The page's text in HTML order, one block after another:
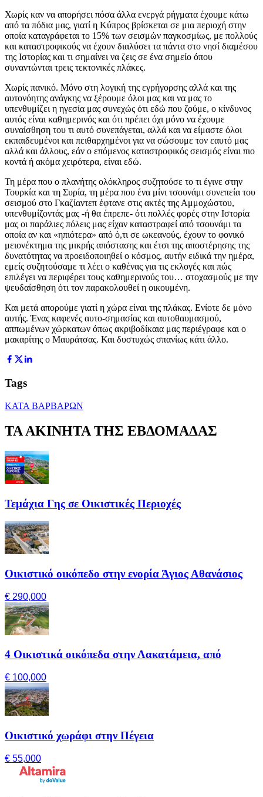
Χωρίς καν να απορήσει πόσα άλλα ενεργά ρήγματα έχουμε κάτω
από τα πόδια μας, γιατί η Κύπρος βρίσκεται σε μια περιοχή στην
οποία καταγράφεται το 15% των σεισμών παγκοσμίως, με πολλούς
και καταστροφικούς να έχουν διαλύσει τα πάντα στο νησί διαμέσου
της Ιστορίας και τι σημαίνει να ζεις σε ένα σημείο όπου
συναντώνται τρεις τεκτονικές πλάκες.
Χωρίς πανικό. Μόνο στη λογική της εγρήγορσης αλλά και της
αυτονόητης ανάγκης να ξέρουμε όλοι μας και να μας το
υπενθυμίζει η ηγεσία μας συνεχώς ότι εδώ που ζούμε, ο κίνδυνος
αυτός είναι καθημερινός και ότι πρέπει όχι μόνο να έχουμε
συναίσθηση του τι αυτό συνεπάγεται, αλλά και να είμαστε όλοι
εκπαιδευμένοι και πειθαρχημένοι για να σώσουμε τον εαυτό μας
αλλά και άλλους, εάν ο επόμενος καταστροφικός σεισμός είναι πιο
κοντά ή ακόμα χειρότερα, είναι εδώ.
Τη μέρα που ο πλανήτης ολόκληρος συζητούσε το τι έγινε στην
Τουρκία και τη Συρία, τη μέρα που ένα μίνι τσουνάμι συνεπεία του
σεισμού στο Γκαζίαντεπ έφτανε στις ακτές της Αμμοχώστου,
υπενθυμίζοντάς μας -ή θα έπρεπε- ότι πολλές φορές στην Ιστορία
μας οι παράλιες πόλεις μας είχαν καταστραφεί από τσουνάμι τα
οποία αν και «ηπιότερα» από ό,τι σε ωκεανούς, έχουν το φονικό
μειονέκτημα της μικρής απόστασης και έτσι της αποστέρησης της
δυνατότητας να προειδοποιηθεί ο κόσμος, αυτήν ειδικά την ημέρα,
εμείς συζητούσαμε τι λέει ο καθένας για τις εκλογές και πώς
επιλέγει να περιφέρει τους καθημερινούς του… στοχασμούς με την
ψευδαίσθηση ότι τον παρακολουθεί η οικουμένη.
Και μετά απορούμε γιατί η χώρα είναι της πλάκας. Ενίοτε δε μόνο
αυτής. Ένας καφενές αυτο-σημασίας και αυτοθαυμασμού,
αππωμένων χώρκατων όπως ακριβοδίκαια μας περιέγραφε και ο
μακαρίτης ο Μαυράτσας. Και δυστυχώς σπανίως κάτι άλλο.
Tags
ΚΑΤΑ ΒΑΡΒΑΡΩΝ
ΤΑ ΑΚΙΝΗΤΑ ΤΗΣ ΕΒΔΟΜΑΔΑΣ
Τεμάχια Γης σε Οικιστικές Περιοχές
Οικιστικό οικόπεδο στην ενορία Άγιος Αθανάσιος
€ 290,000
4 Οικιστικά οικόπεδα στην Λακατάμεια, από
€ 100,000
Οικιστικό χωράφι στην Πέγεια
€ 55,000